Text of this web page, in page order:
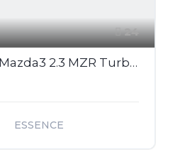
24
MAZDA MAZDA 3 Mazda3 2.3 MZR Turbo 2003 BERLINE MPS PHASE 2
ESSENCE